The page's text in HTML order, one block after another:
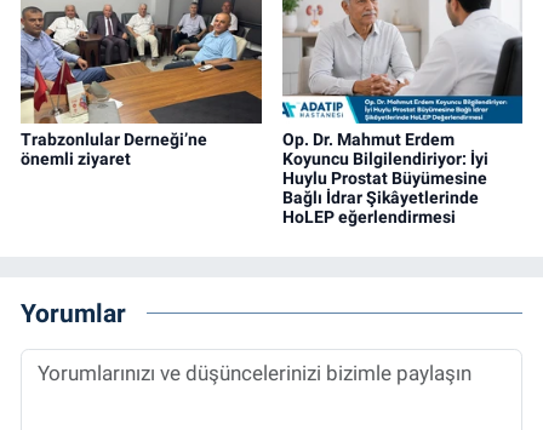
Trabzonlular Derneği’ne
önemli ziyaret
Op. Dr. Mahmut Erdem
Koyuncu Bilgilendiriyor: İyi
Huylu Prostat Büyümesine
Bağlı İdrar Şikâyetlerinde
HoLEP eğerlendirmesi
Yorumlar